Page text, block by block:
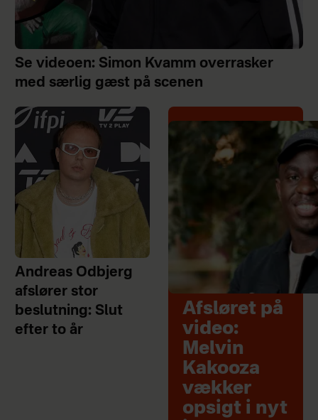
Se videoen: Simon Kvamm overrasker
med særlig gæst på scenen
Andreas Odbjerg
afslører stor
beslutning: Slut
efter to år
Afsløret på
video:
Melvin
Kakooza
vækker
opsigt i nyt